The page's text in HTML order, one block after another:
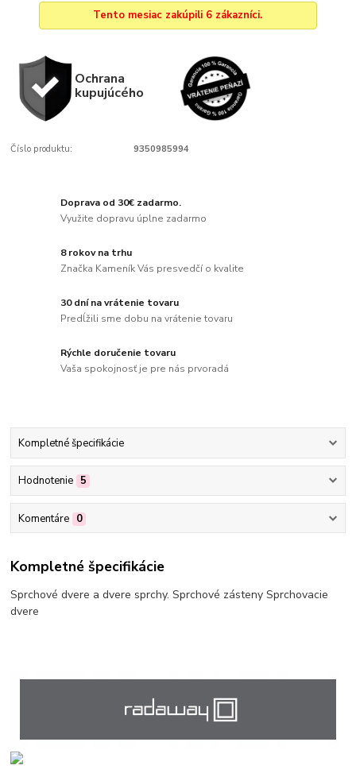
Tento mesiac zakúpili 6 zákazníci.
Ochrana
kupujúcého
Číslo produktu: 9350985994
Doprava od 30€ zadarmo.
Využite dopravu úplne zadarmo
8 rokov na trhu
Značka Kameník Vás presvedčí o kvalite
30 dní na vrátenie tovaru
Predĺžili sme dobu na vrátenie tovaru
Rýchle doručenie tovaru
Vaša spokojnosť je pre nás prvoradá
Kompletné špecifikácie
Hodnotenie 5
Komentáre 0
Kompletné špecifikácie
Sprchové dvere a dvere sprchy. Sprchové zásteny Sprchovacie
dvere